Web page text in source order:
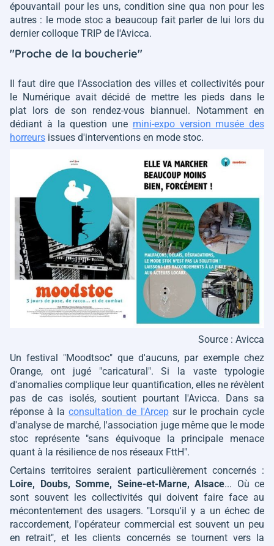
épouvantail pour les uns, conditionsine qua non pour les
autres : le mode stoc a beaucoup fait parler de lui lors du
dernier colloque TRIP de l'Avicca.
"Proche de la boucherie"
Il faut dire que l'Association des villes et collectivités pour
le Numérique avait décidé de mettre les pieds dans le
plat lors de son rendez-vous biannuel. Notamment en
dédiant à la question une mini-expo version musée des
horreurs issues d'interventions en mode stoc.
Source : Avicca
Un festival "Moodtsoc" que d'aucuns, par exemple chez
Orange, ont jugé "caricatural". Si la vaste typologie
d'anomalies complique leur quantification, elles ne révèlent
pas de cas isolés, soutient pourtant l'Avicca. Dans sa
réponse à laconsultation de l'Arcepsur le prochain cycle
d'analyse de marché, l'association juge même que le mode
stoc représente "sans équivoque la principale menace
quant à la résilience de nos réseaux FttH".
Certains territoires seraient particulièrement concernés :
Loire, Doubs, Somme, Seine-et-Marne, Alsace... Où ce
sont souvent les collectivités qui doivent faire face au
mécontentement des usagers. "Lorsqu'il y a un échec de
raccordement, l'opérateur commercial est souvent un peu
en retrait", et les clients concernés se tournent vers la